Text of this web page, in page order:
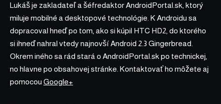
Lukáš je zakladateľ a šéfredaktor AndroidPortal.sk, ktorý
miluje mobilné a desktopové technológie. K Androidu sa
dopracoval hneď po tom, ako si kúpil HTC HD2, do ktorého
si ihneď nahral vtedy najnovší Android 2.3 Gingerbread.
Okrem iného sa rád stará o AndroidPortal.sk po technickej,
no hlavne po obsahovej stránke. Kontaktovať ho môžete aj
pomocou Google+